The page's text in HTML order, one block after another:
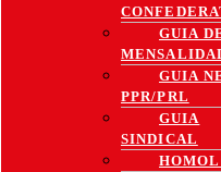
GUIA
GUIA
PPR/PRL
GUIA
SINDICAL